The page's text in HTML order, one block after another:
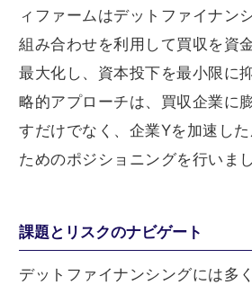
ィファームはデットファイナン
組み合わせを利用して買収を資
最大化し、資本投下を最小限に
略的アプローチは、買収企業に
すだけでなく、企業Yを加速し
ためのポジショニングを行いまし
課題とリスクのナビゲート
デットファイナンシングには多